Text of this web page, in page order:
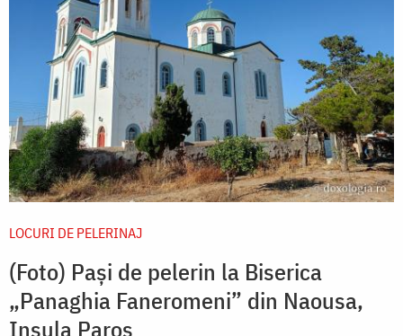
LOCURI DE PELERINAJ
(Foto) Pași de pelerin la Biserica
„Panaghia Faneromeni” din Naousa,
Insula Paros